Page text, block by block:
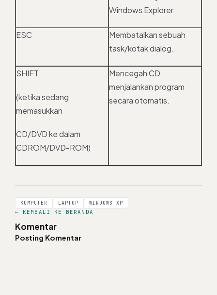
Windows Explorer.
ESC
Membatalkan sebuah
task/kotak dialog.
SHIFT
(ketika sedang
memasukkan
CD/DVD ke dalam
CDROM/DVD-ROM)
Mencegah CD
menjalankan program
secara otomatis.
KOMPUTER LAPTOP WINDOWS XP
← KEMBALI KE BERANDA
Komentar
Posting Komentar